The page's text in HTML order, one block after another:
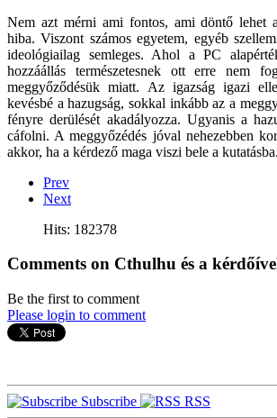
Nem azt mérni ami fontos, ami döntő lehet
hiba. Viszont számos egyetem, egyéb
ideológiailag semleges. Ahol a PC
hozzáállás természetesnek ott erre nem
meggyőződésük miatt. Az igazság igazi
kevésbé a hazugság, sokkal inkább az a
fényre derülését akadályozza. Ugyanis a
cáfolni. A meggyőzédés jóval nehezebben
akkor, ha a kérdező maga viszi bele a kutatásba.
Prev
Next
Hits: 182378
Comments on Cthulhu és a
Be the first to comment
Please login to comment
Subscribe RSS